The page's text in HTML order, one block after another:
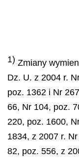
1) Zmiany
Dz. U. z 2004 r.
poz. 1362 i Nr
66, Nr 104, poz.
220, poz. 1600,
1834, z 2007 r.
82, poz. 556, z